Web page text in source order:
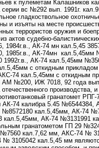
к пулеметам Калашников
серии вс №292 вып. 1991г.
гладкоствольное
и изъяты на месте
террористов оружия и
актов судебно-
1984г.в., АК-74 мн кал.5,45
1985г.в., АК-74мн кал.5,45мм
1992г.в., АК-74 кал.5,45мм
с откидным
74 кал.5,45мм с откидным
№200, ИЖ 7018, 92 года
производства,
гранатомет
АК-74 калибра 5.45
кал.5,45мм, АК-74
кал.5,45мм, АК-74 №3131991
гранатометом ГП 29
кал.7,62 мм, АКС-74 №
3105042 кал.5,45 мм